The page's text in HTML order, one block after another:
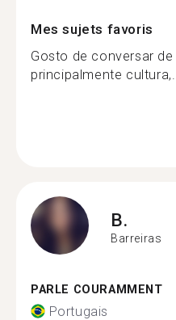
Mes sujets favoris
Gosto de conversar
principalmente
B.
Barreiras
PARLE COURAMMENT
Portugais